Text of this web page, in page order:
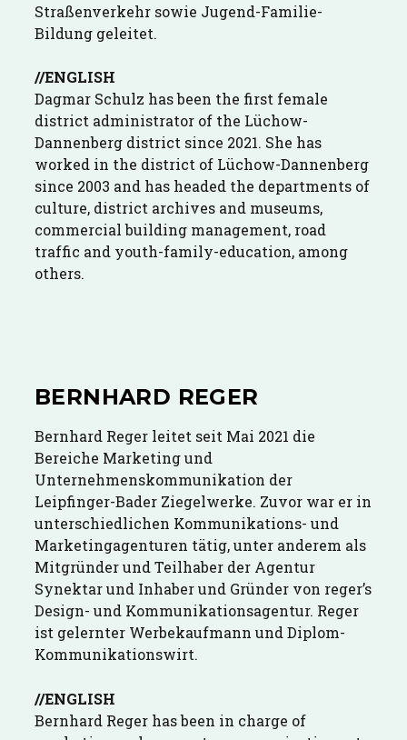
Straßenverkehr sowie Jugend-Familie-
Bildung geleitet.
//ENGLISH
Dagmar Schulz has been the first female
district administrator of the Lüchow-
Dannenberg district since 2021. She has
worked in the district of Lüchow-Dannenberg
since 2003 and has headed the departments of
culture, district archives and museums,
commercial building management, road
traffic and youth-family-education, among
others.
BERNHARD REGER
Bernhard Reger leitet seit Mai 2021 die
Bereiche Marketing und
Unternehmenskommunikation der
Leipfinger-Bader Ziegelwerke. Zuvor war er in
unterschiedlichen Kommunikations- und
Marketingagenturen tätig, unter anderem als
Mitgründer und Teilhaber der Agentur
Synektar und Inhaber und Gründer von reger’s
Design- und Kommunikationsagentur. Reger
ist gelernter Werbekaufmann und Diplom-
Kommunikationswirt.
//ENGLISH
Bernhard Reger has been in charge of